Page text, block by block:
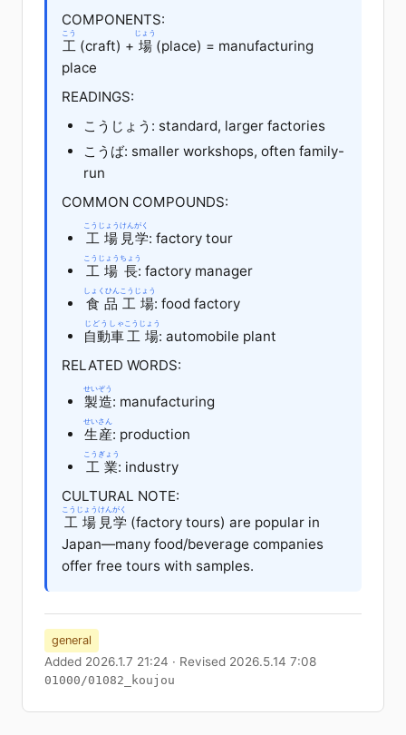
COMPONENTS:
工
こう
(craft) + 場
じょう
(place) = manufacturing
place
READINGS:
こうじょう: standard, larger factories
こうば: smaller workshops, often family-
run
COMMON COMPOUNDS:
工場
こうじょう
見学
けんがく
: factory tour
工場
こうじょう
長
ちょう
: factory manager
食品
しょくひん
工場
こうじょう
: food factory
自動車
じどうしゃ
工場
こうじょう
: automobile plant
RELATED WORDS:
製造
せいぞう
: manufacturing
生産
せいさん
: production
工業
こうぎょう
: industry
CULTURAL NOTE:
工場
こうじょう
見学
けんがく
(factory tours) are popular in
Japan—many food/beverage companies
offer free tours with samples.
general
Added 2026.1.7 21:24 · Revised 2026.5.14 7:08
01000/01082_koujou